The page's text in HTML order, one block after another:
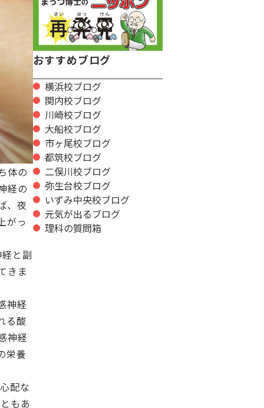
体の
経の
、夜
がっ
と副
きま
神経
る酸
神経
栄養
配な
もあ
おすすめブログ
横浜校ブログ
関内校ブログ
川崎校ブログ
大船校ブログ
市ヶ尾校ブログ
都筑校ブログ
二俣川校ブログ
弥生台校ブログ
いずみ中央校ブログ
元気が出るブログ
理科の質問箱